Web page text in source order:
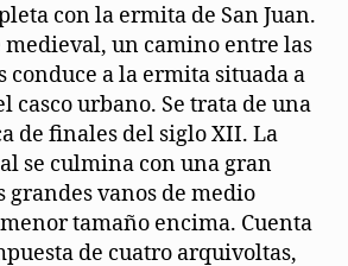
con la ermita de San Juan.
medieval, un camino entre las
conduce a la ermita situada a
casco urbano. Se trata de una
de finales del siglo XII. La
se culmina con una gran
grandes vanos de medio
tamaño encima. Cuenta
de cuatro arquivoltas,